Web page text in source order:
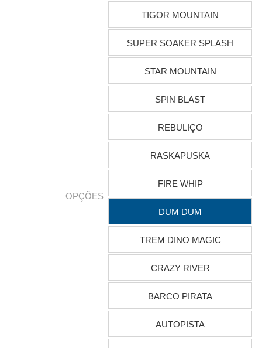
OPÇÕES
TIGOR MOUNTAIN
SUPER SOAKER SPLASH
STAR MOUNTAIN
SPIN BLAST
REBULIÇO
RASKAPUSKA
FIRE WHIP
DUM DUM
TREM DINO MAGIC
CRAZY RIVER
BARCO PIRATA
AUTOPISTA